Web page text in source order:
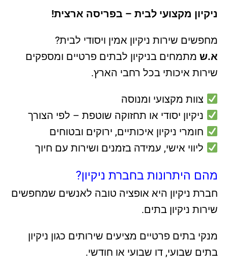
ניקיון מקצועי לבית – בפריסה ארצית!
מחפשים שירות ניקיון אמין ויסודי לבית?
א.ש מתמחים בניקיון לבתים פרטיים ומספקים
שירות איכותי בכל רחבי הארץ.
צוות מקצועי ומנוסה
ניקיון יסודי או תחזוקה שוטפת – לפי הצורך
חומרי ניקיון איכותיים, ירוקים ובטוחים
ליווי אישי, עמידה בזמנים ושירות עם חיוך
מהם היתרונות בחברת ניקיון?
חברת ניקיון היא אופציה טובה לאנשים שמחפשים
שירות ניקיון בתים.
מנקי בתים פרטיים מציעים שירותים כגון ניקיון
בתים שבועי, דו שבועי או חודשי.